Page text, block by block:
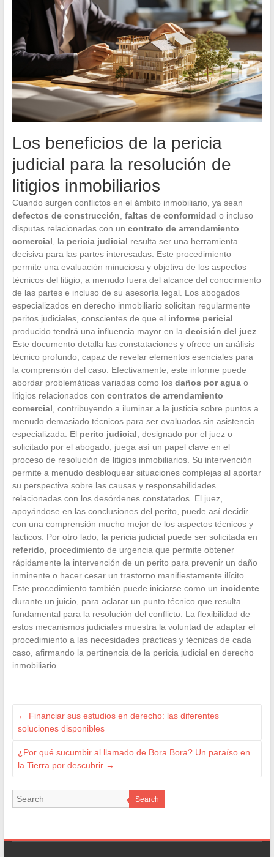
Los beneficios de la pericia
judicial para la resolución de
litigios inmobiliarios
Cuando surgen conflictos en el ámbito inmobiliario, ya sean
defectos de construcción, faltas de conformidad o incluso
disputas relacionadas con un contrato de arrendamiento
comercial, la pericia judicial resulta ser una herramienta
decisiva para las partes interesadas. Este procedimiento
permite una evaluación minuciosa y objetiva de los aspectos
técnicos del litigio, a menudo fuera del alcance del conocimiento
de las partes e incluso de su asesoría legal. Los abogados
especializados en derecho inmobiliario solicitan regularmente
peritos judiciales, conscientes de que el informe pericial
producido tendrá una influencia mayor en la decisión del juez.
Este documento detalla las constataciones y ofrece un análisis
técnico profundo, capaz de revelar elementos esenciales para
la comprensión del caso. Efectivamente, este informe puede
abordar problemáticas variadas como los daños por aguao
litigios relacionados con contratos de arrendamiento
comercial, contribuyendo a iluminar a la justicia sobre puntos a
menudo demasiado técnicos para ser evaluados sin asistencia
especializada. El perito judicial, designado por el juez o
solicitado por el abogado, juega así un papel clave en el
proceso de resolución de litigios inmobiliarios. Su intervención
permite a menudo desbloquear situaciones complejas al aportar
su perspectiva sobre las causas y responsabilidades
relacionadas con los desórdenes constatados. El juez,
apoyándose en las conclusiones del perito, puede así decidir
con una comprensión mucho mejor de los aspectos técnicos y
fácticos. Por otro lado, la pericia judicial puede ser solicitada en
referido, procedimiento de urgencia que permite obtener
rápidamente la intervención de un perito para prevenir un daño
inminente o hacer cesar un trastorno manifiestamente ilícito.
Este procedimiento también puede iniciarse como un incidente
durante un juicio, para aclarar un punto técnico que resulta
fundamental para la resolución del conflicto. La flexibilidad de
estos mecanismos judiciales muestra la voluntad de adaptar el
procedimiento a las necesidades prácticas y técnicas de cada
caso, afirmando la pertinencia de la pericia judicial en derecho
inmobiliario.
← Financiar sus estudios en derecho: las diferentes
soluciones disponibles
¿Por qué sucumbir al llamado de Bora Bora? Un paraíso en
la Tierra por descubrir →
Search